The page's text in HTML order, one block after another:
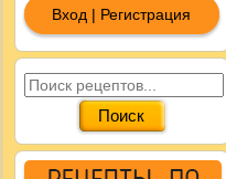
Вход | Регистрация